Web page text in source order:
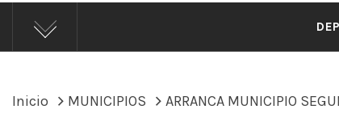
Inicio MUNICIPIOS ARRANCA MUNICIPIO